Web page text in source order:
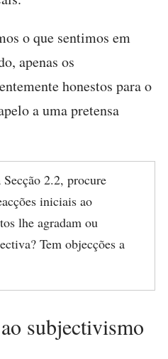
o que sentimos em
apenas os
honestos para o
a uma pretensa
2.2, procure
iniciais ao
lhe agradam ou
Tem objecções a
subjectivismo